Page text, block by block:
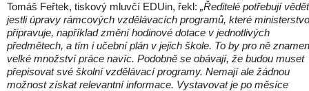
Tomáš Feřtek, tiskový mluvčí EDUin, řekl: „Ředitelé potřebují
jestli úpravy rámcových vzdělávacích programů, které ministerstvo
připravuje, například změní hodinové dotace v jednotlivých
předmětech, a tím i učební plán v jejich škole. To by pro ně
velké množství práce navíc. Podobně se obávají, že budou muset
přepisovat své školní vzdělávací programy. Nemají ale žádnou
možnost získat relevantní informace. Vystavovat je po měsíce